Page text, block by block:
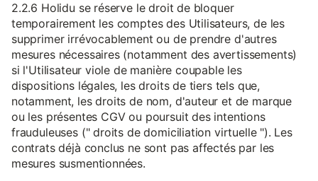
2.2.6 Holidu se réserve le droit de bloquer
temporairement les comptes des Utilisateurs, de les
supprimer irrévocablement ou de prendre d'autres
mesures nécessaires (notamment des avertissements)
si l'Utilisateur viole de manière coupable les
dispositions légales, les droits de tiers tels que,
notamment, les droits de nom, d'auteur et de marque
ou les présentes CGV ou poursuit des intentions
frauduleuses (" droits de domiciliation virtuelle "). Les
contrats déjà conclus ne sont pas affectés par les
mesures susmentionnées.